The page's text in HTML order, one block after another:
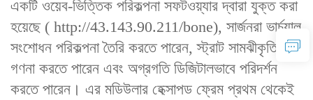
একটি ‌ওয়েব-ভিত্তিক পরিকল্পনা সফটওয়্যার‌ দ্বারা যুক্ত করা
হয়েছে ( http://43.143.90.211/bone), সার্জনরা ভার্চুয়াল
সংশোধন পরিকল্পনা তৈরি করতে পারেন, স্ট্রাট সামঝীকৃতি
গণনা করতে পারেন এবং অগ্রগতি ডিজিটালভাবে পরিদর্শন
করতে পারেন। এর মডিউলার হেক্সাপড ফ্রেম ‌প্রথম থেকেই